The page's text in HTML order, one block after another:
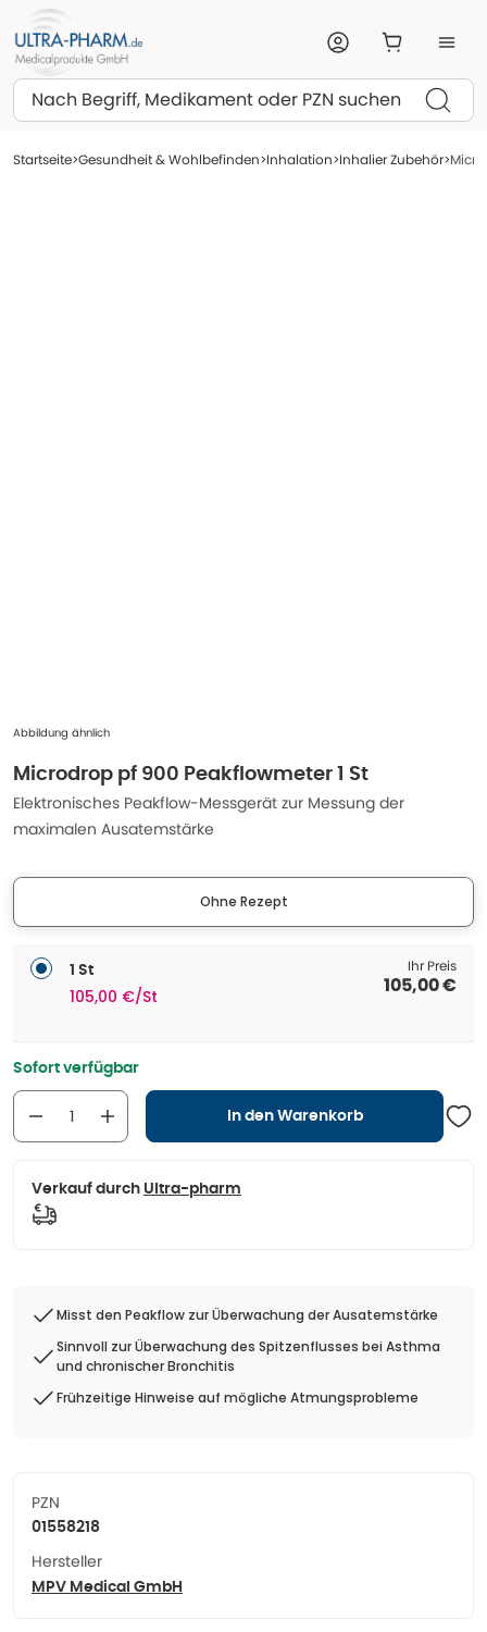
Suchen
Startseite Gesundheit & Wohlbefinden Inhalation Inhalier Zubehör
Abbildung ähnlich
Microdrop pf 900 Peakflowmeter 1 St
Elektronisches Peakflow-Messgerät zur Messung der
maximalen Ausatemstärke
Ohne Rezept
1 St
105,00 €/St
Ihr Preis
105,00 €
Sofort verfügbar
In den Warenkorb
Verkauf durch Ultra-pharm
Misst den Peakflow zur Überwachung der Ausatemstärke
Sinnvoll zur Überwachung des Spitzenflusses bei Asthma
und chronischer Bronchitis
Frühzeitige Hinweise auf mögliche Atmungsprobleme
PZN
01558218
Hersteller
MPV Medical GmbH